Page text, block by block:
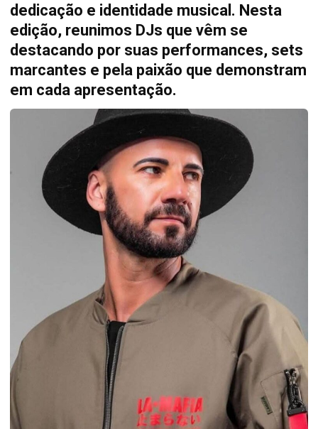
dedicação e identidade musical. Nesta
edição, reunimos DJs que vêm se
destacando por suas performances, sets
marcantes e pela paixão que demonstram
em cada apresentação.